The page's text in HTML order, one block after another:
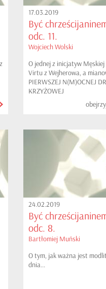
17.03.2019
Być
odc. 11.
Wojciech Wolski
O jednej z inicjatyw
Virtu z Wejherowa, a
PIERWSZEJ N(M)OCNEJ
KRZYŻOWEJ
24.02.2019
Być
odc. 8.
Bartłomiej Muński
O tym, jak ważna jest
dnia...